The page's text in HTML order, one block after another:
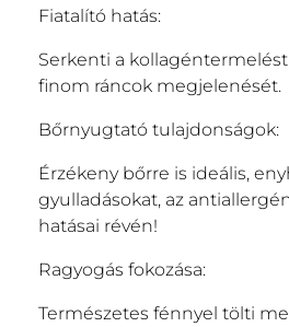
Fiatalító hatás:
Serkenti a
finom ráncok megjelenését.
Bőrnyugtató tulajdonságok:
Érzékeny bőrre is ideális,
gyulladásokat, az
hatásai révén!
Ragyogás fokozása:
Természetes fénnyel tölti